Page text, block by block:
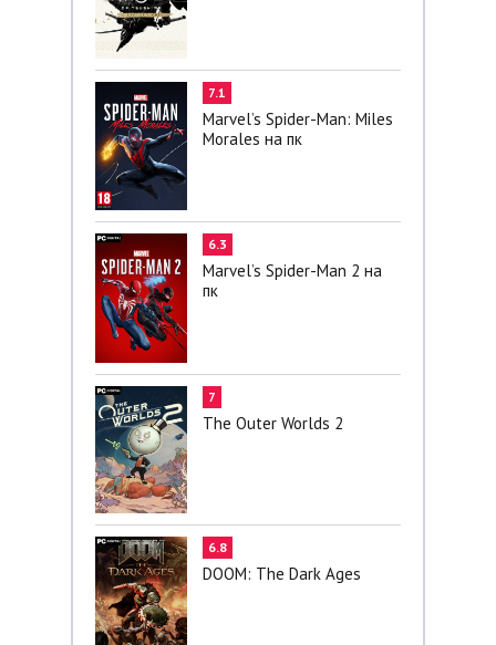
7.1
Marvel’s Spider-Man: Miles
Morales на пк
6.3
Marvel’s Spider-Man 2 на
пк
7
The Outer Worlds 2
6.8
DOOM: The Dark Ages